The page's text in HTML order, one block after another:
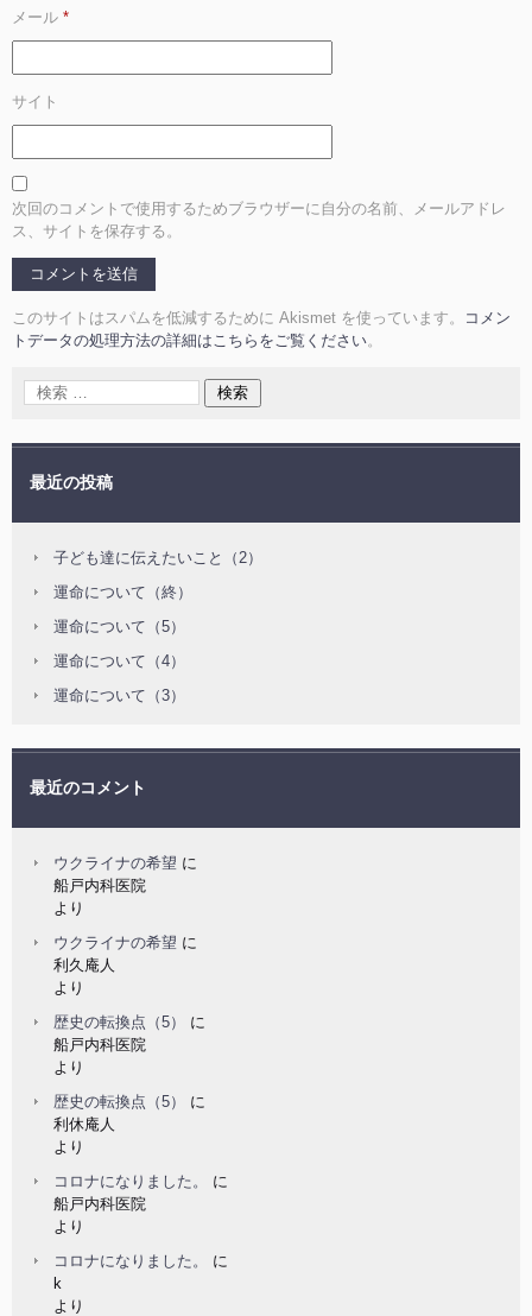
メール *
サイト
次回のコメントで使用するためブラウザーに自分の名前、メールアドレ
ス、サイトを保存する。
このサイトはスパムを低減するために Akismet を使っています。
コメン
トデータの処理方法の詳細はこちらをご覧ください。
最近の投稿
子ども達に伝えたいこと（2）
運命について（終）
運命について（5）
運命について（4）
運命について（3）
最近のコメント
ウクライナの希望 に
船戸内科医院
より
ウクライナの希望 に
利久庵人
より
歴史の転換点（5）
に
船戸内科医院
より
歴史の転換点（5）
に
利休庵人
より
コロナになりました。
に
船戸内科医院
より
コロナになりました。
に
k
より